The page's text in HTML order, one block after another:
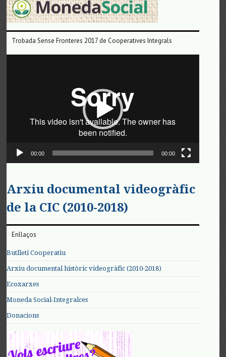
Trobada Sense Fronteres 2017 de Cooperatives Integrals
00:00 00:00
Arxiu documental videogràfic
de la CIC (2010-2018)
Enllaços
Butlletí Cooperatiu
Arxiu documental històric videogràfic (2010-2018)
Ecoxarxes
Moneda Social-Integralces
Donacions